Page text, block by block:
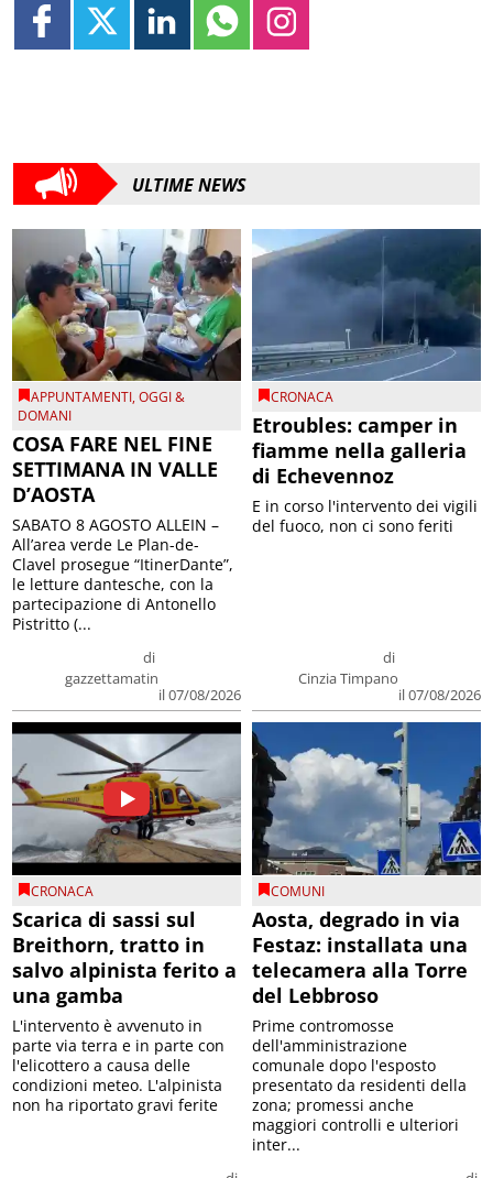
ULTIME NEWS
APPUNTAMENTI,OGGI &
DOMANI
COSA FARE NEL FINE
SETTIMANA IN VALLE
D’AOSTA
di
gazzettamatin
il 07/08/2026
SABATO 8 AGOSTO ALLEIN –
All’area verde Le Plan-de-
Clavel prosegue “ItinerDante”,
le letture dantesche, con la
partecipazione di Antonello
Pistritto (...
CRONACA
Etroubles: camper in
fiamme nella galleria
di Echevennoz
di
Cinzia Timpano
il 07/08/2026
E in corso l'intervento dei vigili
del fuoco, non ci sono feriti
CRONACA
Scarica di sassi sul
Breithorn, tratto in
salvo alpinista ferito a
una gamba
L'intervento è avvenuto in
parte via terra e in parte con
l'elicottero a causa delle
condizioni meteo. L'alpinista
non ha riportato gravi ferite
COMUNI
Aosta, degrado in via
Festaz: installata una
telecamera alla Torre
del Lebbroso
Prime contromosse
dell'amministrazione
comunale dopo l'esposto
presentato da residenti della
zona; promessi anche
maggiori controlli e ulteriori
inter...